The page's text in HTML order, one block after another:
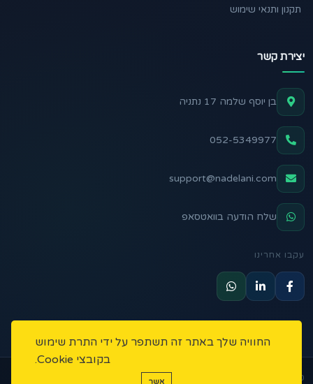
תקנון ותנאי שימוש
יצירת קשר
בן יוסף שלמה 17 נתניה
052-5349977
support@nadelani.com
שלח הודעה בוואטסאפ
עקבו אחרינו
כל הזכויות שמורות ליניב מלכה יזמות ונדל"ן משנת 2022
החוויה שלך באתר זה תשתפר על ידי התרת שימוש
בקובצי Cookie.
אשר